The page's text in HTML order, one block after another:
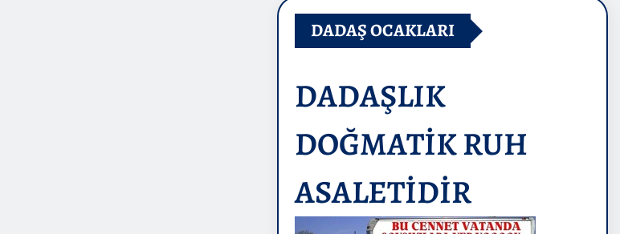
DADAŞ OCAKLARI
DADAŞLIK
DOĞMATİK RUH
ASALETİDİR